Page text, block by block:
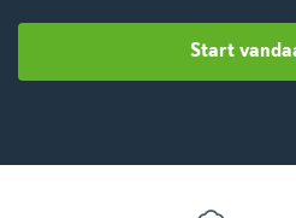
Start